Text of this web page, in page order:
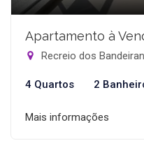
Apartamento à
Recreio dos
4 Quartos 2
Mais informações